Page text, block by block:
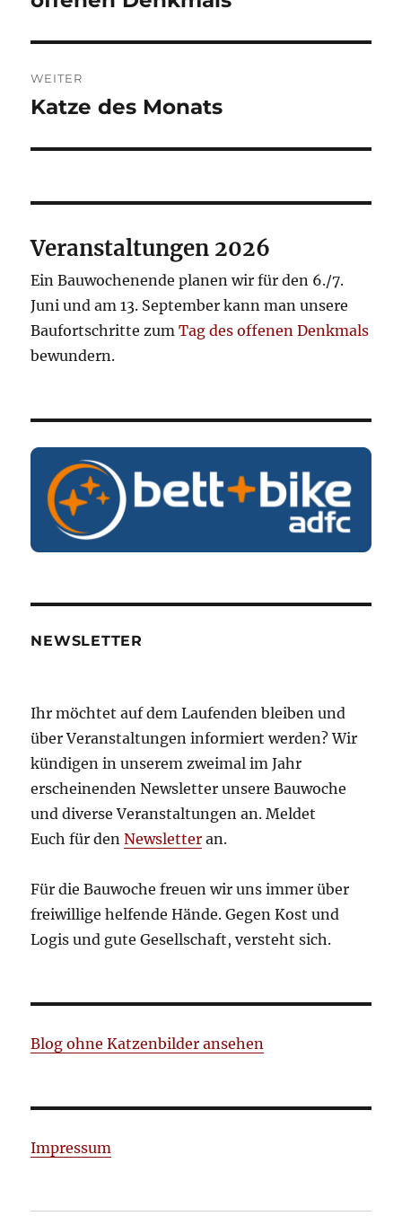
WEITER
Nächster
Katze des Monats
Veranstaltungen 2026
Ein Bauwochenende planen wir für den 6./7.
Juni und am 13. September kann man unsere
Baufortschritte zumTag des offenen Denkmals
bewundern.
NEWSLETTER
Ihr möchtet auf dem Laufenden bleiben und
über Veranstaltungen informiert werden? Wir
kündigen in unserem zweimal im Jahr
erscheinenden Newsletter unsere Bauwoche
und diverse Veranstaltungen an. Meldet
Euch für denNewsletter an.
Für die Bauwoche freuen wir uns immer über
freiwillige helfende Hände. Gegen Kost und
Logis und gute Gesellschaft, versteht sich.
Blog ohne Katzenbilder ansehen
Impressum